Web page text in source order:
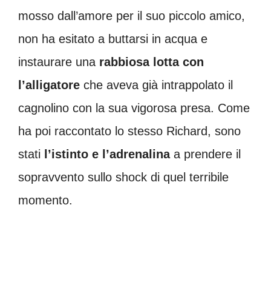
mosso dall’amore per il suo piccolo amico,
non ha esitato a buttarsi in acqua e
instaurare una rabbiosa lotta con
l’alligatore che aveva già intrappolato il
cagnolino con la sua vigorosa presa. Come
ha poi raccontato lo stesso Richard, sono
stati l’istinto e l’adrenalinaa prendere il
sopravvento sullo shock di quel terribile
momento.